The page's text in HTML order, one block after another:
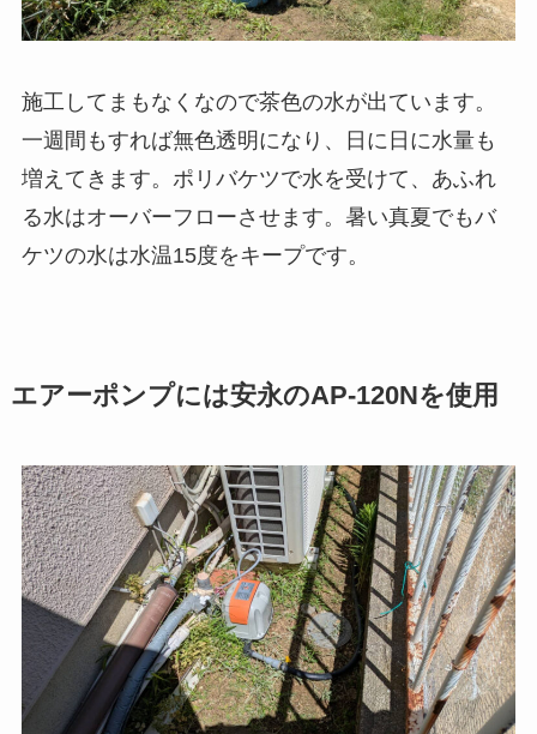
施工してまもなくなので茶色の水が出ています。
一週間もすれば無色透明になり、日に日に水量も
増えてきます。ポリバケツで水を受けて、あふれ
る水はオーバーフローさせます。暑い真夏でもバ
ケツの水は水温15度をキープです。
エアーポンプには安永のAP-120Nを使用